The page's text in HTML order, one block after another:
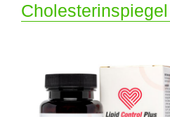
Cholesterinspiegel